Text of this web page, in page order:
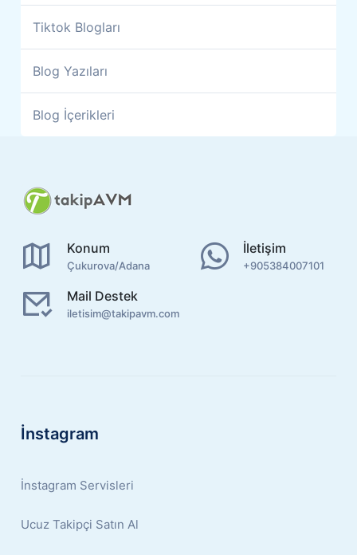
Tiktok Blogları
Blog Yazıları
Blog İçerikleri
Konum
Çukurova/Adana
İletişim
+905384007101
Mail Destek
iletisim@takipavm.com
İnstagram
İnstagram Servisleri
Ucuz Takipçi Satın Al